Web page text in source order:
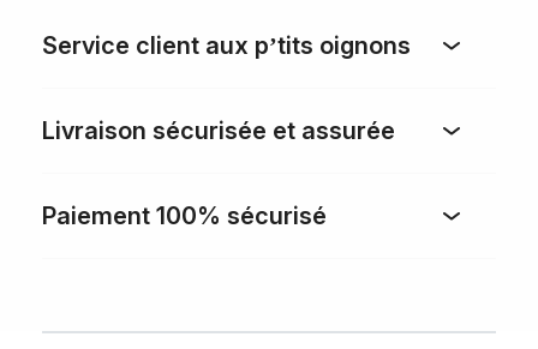
Service client aux p’tits oignons
Livraison sécurisée et assurée
Paiement 100% sécurisé